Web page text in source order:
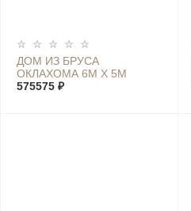
ДОМ ИЗ БРУСА
ОКЛАХОМА 6М Х 5М
575575 ₽